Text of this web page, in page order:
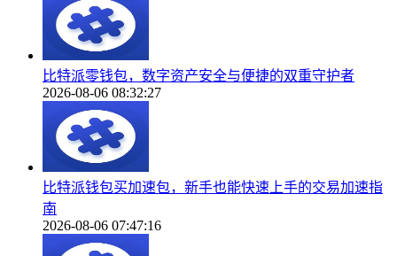
比特派零钱包，数字资产安全与便捷的双重守护者
2026-08-06 08:32:27
比特派钱包买加速包，新手也能快速上手的交易加速指
南
2026-08-06 07:47:16